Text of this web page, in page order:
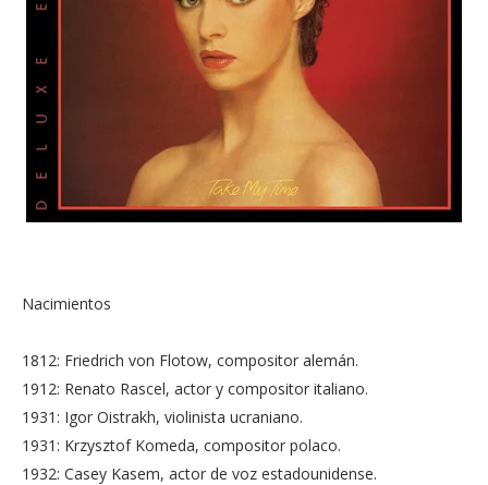
Nacimientos
1812: Friedrich von Flotow, compositor alemán.
1912: Renato Rascel, actor y compositor italiano.
1931: Igor Oistrakh, violinista ucraniano.
1931: Krzysztof Komeda, compositor polaco.
1932: Casey Kasem, actor de voz estadounidense.